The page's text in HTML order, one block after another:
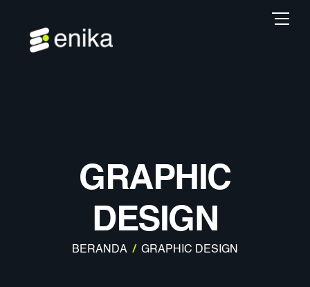
content
GRAPHIC
DESIGN
BERANDA/GRAPHIC DESIGN